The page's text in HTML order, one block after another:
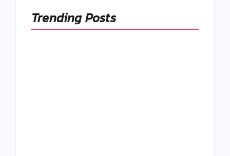
Trending Posts